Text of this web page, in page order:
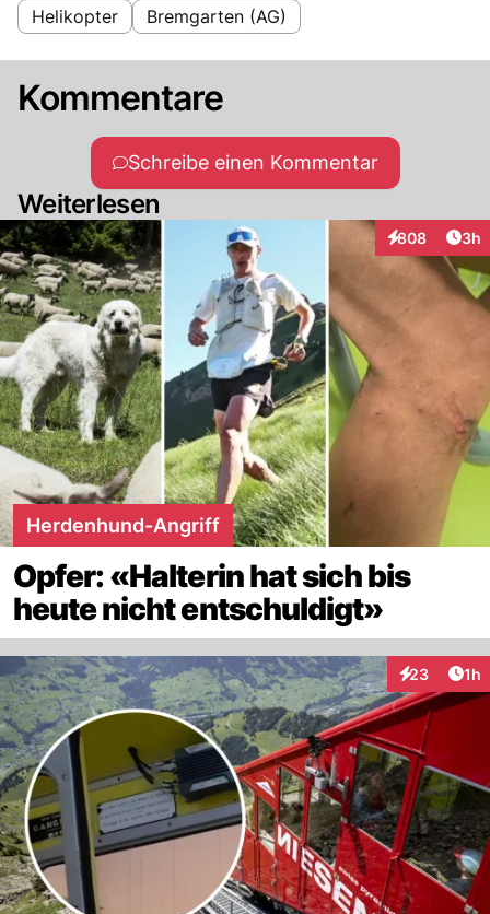
Helikopter Bremgarten (AG)
Kommentare
Schreibe einen Kommentar
Weiterlesen
808
Interaktionen
3h
Herdenhund-Angriff
Opfer: «Halterin hat sich bis
heute nicht entschuldigt»
23
Interaktionen
1h